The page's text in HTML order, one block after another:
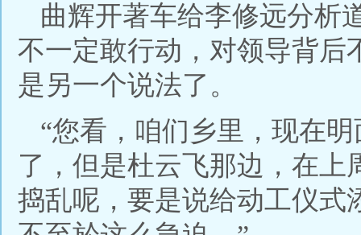
曲辉开著车给李修远分析
不一定敢行动，对领导背后
是另一个说法了。
“您看，咱们乡里，现在
了，但是杜云飞那边，在
捣乱呢，要是说给动工仪式